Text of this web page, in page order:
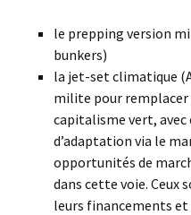
le prepping version
bunkers)
la jet-set climatique
milite pour
capitalisme vert,
d’adaptation via le
opportunités de
dans cette voie. Ceux
leurs financements et